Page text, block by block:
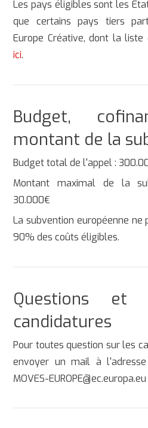
Les pays éligibles sont les
que certains pays tiers
Europe Créative, dont la
ici.
Budget,
montant de la
Budget total de l'appel :
Montant maximal de la
30.000€
La subvention européenne
90% des coûts éligibles.
Questions et
candidatures
Pour toutes question sur les
envoyer un mail à l'adresse
MOVES-EUROPE@ec.europa.eu